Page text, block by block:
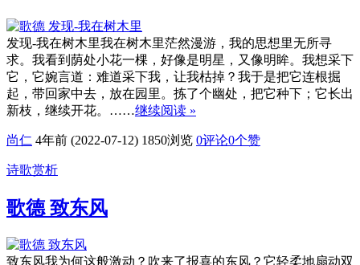
发现-我在树木里我在树木里茫然漫游，我的思想里无所寻
求。我看到荫处小花一棵，好像是明星，又像明眸。我想采下
它，它婉言道：难道采下我，让我枯掉？我于是把它连根掘
起，带回家中去，放在园里。拣了个幽处，把它种下；它长出
新枝，继续开花。……继续阅读 »
尚仁 4年前 (2022-07-12) 1850浏览 0评论0个赞
诗歌赏析
歌德 致东风
致东风我为何这般激动？吹来了报喜的东风？它轻柔地扇动双